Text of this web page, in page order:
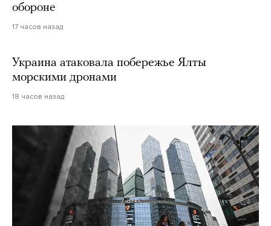
обороне
17 часов назад
Украина атаковала побережье Ялты
морскими дронами
18 часов назад